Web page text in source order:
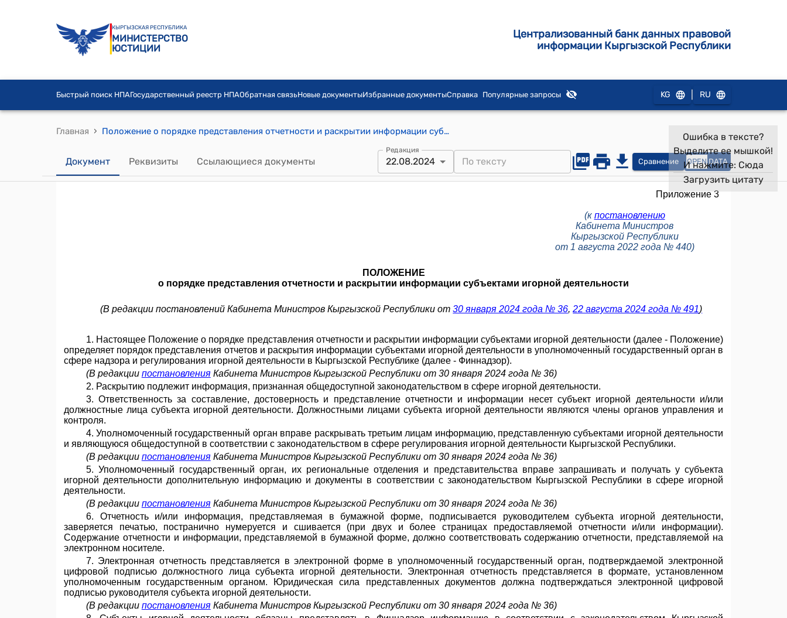
КЫРГЫЗСКАЯ РЕСПУБЛИКА
МИНИСТЕРСТВО
ЮСТИЦИИ
Централизованный банк данных правовой
информации Кыргызской Республики
Быстрый поиск НПАГосударственный реестр НПАОбратная связьНовые документыИзбранные документыСправка Популярные запросы KG RU
Главная › Положение о порядке представления отчетности и раскрытии информации субъектами игорной деятельности (к постановлению Кабинета Министров Кыргызской Республики от 1 августа 2022 года № 440)
Документ Реквизиты Ссылающиеся документы
Редакция
22.08.2024 Сравнение OPEN DATA
Ошибка в тексте?
Выделите ее мышкой!
И нажмите: Сюда
Загрузить цитату